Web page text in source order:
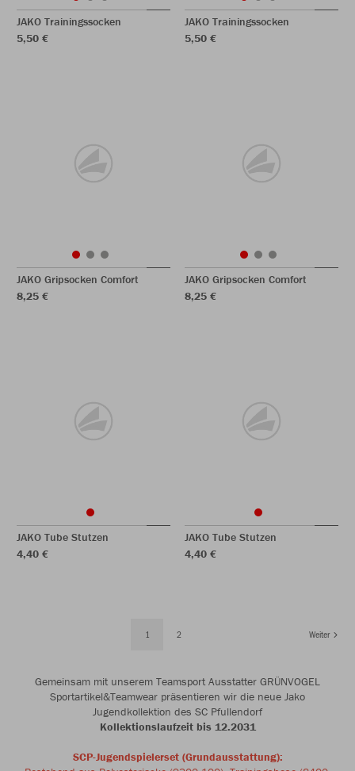
JAKO Trainingssocken
5,50 €
JAKO Trainingssocken
5,50 €
JAKO Gripsocken Comfort
8,25 €
JAKO Gripsocken Comfort
8,25 €
JAKO Tube Stutzen
4,40 €
JAKO Tube Stutzen
4,40 €
1 2 Weiter
Gemeinsam mit unserem Teamsport Ausstatter GRÜNVOGEL
Sportartikel&Teamwear präsentieren wir die neue Jako
Jugendkollektion des SC Pfullendorf
Kollektionslaufzeit bis 12.2031
SCP-Jugendspielerset (Grundausstattung):